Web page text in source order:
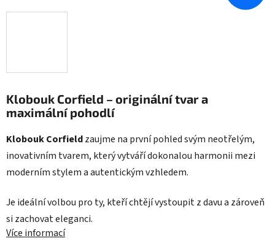
Klobouk Corfield – originální tvar a
maximální pohodlí
Klobouk Corfieldzaujme na první pohled svým neotřelým,
inovativním tvarem, který vytváří dokonalou harmonii mezi
moderním stylem a autentickým vzhledem.
Je ideální volbou pro ty, kteří chtějí vystoupit z davu a zároveň
si zachovat eleganci.
Více informací